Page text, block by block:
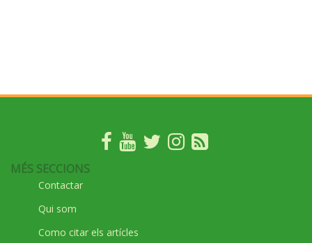
MÉS SECCIONS
Contactar
Qui som
Como citar els artícles